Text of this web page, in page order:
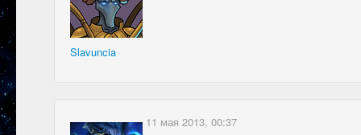
Slavuncia
11 мая 2013, 00:37